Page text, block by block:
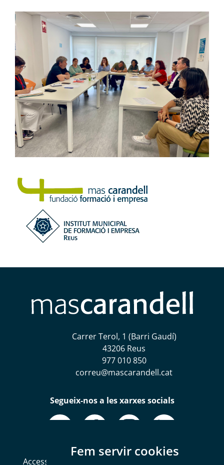
Fem servir cookies
Carrer Terol, 1 (Barri Gaudí)
43206 Reus
977 010 850
correu@mascarandell.cat
Segueix-nos a les xarxes socials
Accessibilitat